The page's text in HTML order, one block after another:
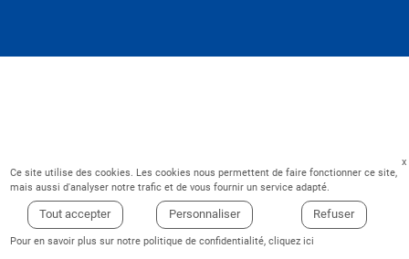
Ce site utilise des cookies. Les cookies nous permettent de faire fonctionner ce site,
mais aussi d'analyser notre trafic et de vous fournir un service adapté.
Tout accepter Personnaliser Refuser
Pour en savoir plus sur notre politique de confidentialité,cliquez ici